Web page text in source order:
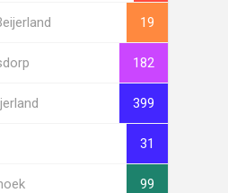
19
182
399
31
99